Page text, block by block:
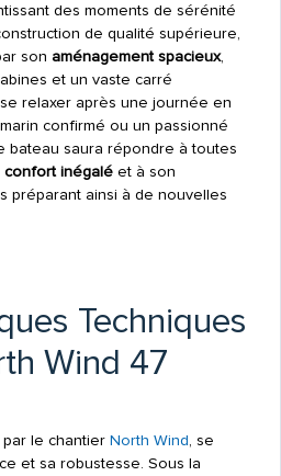
des moments de sérénité
de qualité supérieure,
son aménagement spacieux,
et un vaste carré
relaxer après une journée en
confirmé ou un passionné
bateau saura répondre à toutes
confort inégaléet à son
préparant ainsi à de nouvelles
Techniques
Wind 47
le chantier North Wind, se
et sa robustesse. Sous la